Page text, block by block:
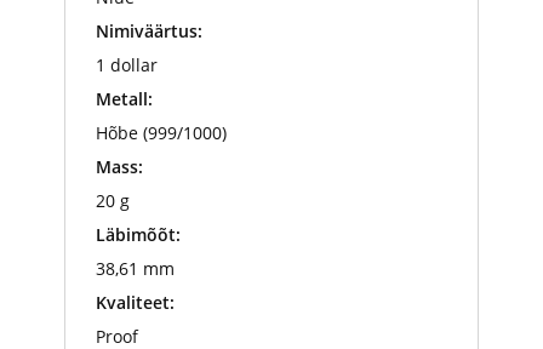
Nimiväärtus:
1 dollar
Metall:
Hõbe (999/1000)
Mass:
20 g
Läbimõõt:
38,61 mm
Kvaliteet:
Proof